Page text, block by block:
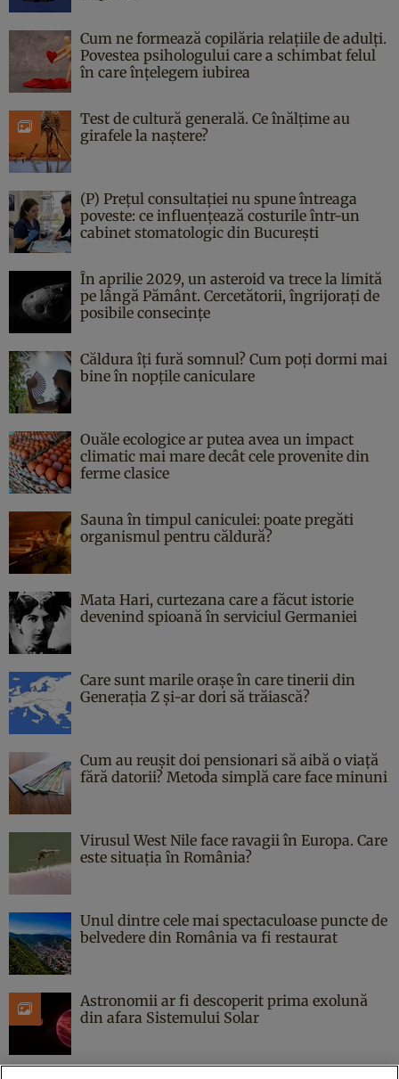
Cum ne formează copilăria relațiile de adulți.
Povestea psihologului care a schimbat felul
în care înțelegem iubirea
Test de cultură generală. Ce înălțime au
girafele la naștere?
(P) Prețul consultației nu spune întreaga
poveste: ce influențează costurile într-un
cabinet stomatologic din București
În aprilie 2029, un asteroid va trece la limită
pe lângă Pământ. Cercetătorii, îngrijorați de
posibile consecințe
Căldura îți fură somnul? Cum poți dormi mai
bine în nopțile caniculare
Ouăle ecologice ar putea avea un impact
climatic mai mare decât cele provenite din
ferme clasice
Sauna în timpul caniculei: poate pregăti
organismul pentru căldură?
Mata Hari, curtezana care a făcut istorie
devenind spioană în serviciul Germaniei
Care sunt marile orașe în care tinerii din
Generația Z și-ar dori să trăiască?
Cum au reușit doi pensionari să aibă o viață
fără datorii? Metoda simplă care face minuni
Virusul West Nile face ravagii în Europa. Care
este situația în România?
Unul dintre cele mai spectaculoase puncte de
belvedere din România va fi restaurat
Astronomii ar fi descoperit prima exolună
din afara Sistemului Solar